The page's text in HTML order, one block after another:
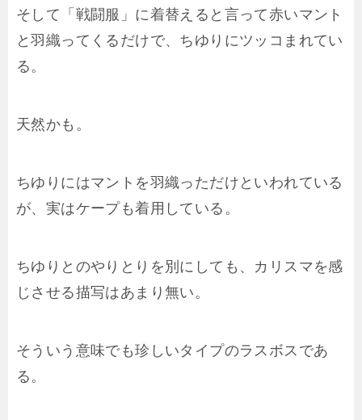
そして「戦闘服」に着替えると言って赤いマント
と羽織ってくるだけで、ちゆりにツッコまれてい
る。
天然かも。
ちゆりにはマントを羽織っただけといわれている
が、実はケープも着用している。
ちゆりとのやりとりを別にしても、カリスマを感
じさせる描写はあまり無い。
そういう意味でも珍しいタイプのラスボスであ
る。